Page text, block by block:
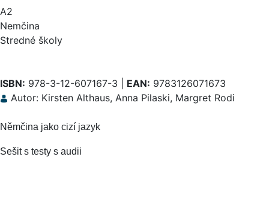
A2
Nemčina
Stredné školy
ISBN: 978-3-12-607167-3 | EAN: 9783126071673
Autor: Kirsten Althaus, Anna Pilaski, Margret Rodi
Němčina jako cizí jazyk
Sešit s testy s audii